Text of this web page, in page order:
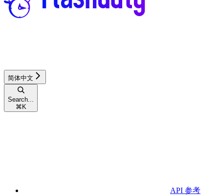
简体中文
Search...
⌘ K
API 参考